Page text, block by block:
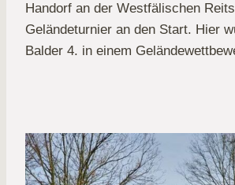
Handorf an der Westfälischen
Geländeturnier an den Start. Hier
Balder 4. in einem